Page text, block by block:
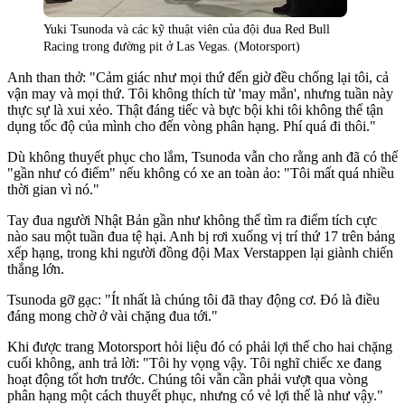
Yuki Tsunoda và các kỹ thuật viên của đội đua Red Bull
Racing trong đường pit ở Las Vegas. (Motorsport)
Anh than thở: "Cảm giác như mọi thứ đến giờ đều chống lại tôi, cả
vận may và mọi thứ. Tôi không thích từ 'may mắn', nhưng tuần này
thực sự là xui xẻo. Thật đáng tiếc và bực bội khi tôi không thể tận
dụng tốc độ của mình cho đến vòng phân hạng. Phí quá đi thôi."
Dù không thuyết phục cho lắm, Tsunoda vẫn cho rằng anh đã có thể
"gần như có điểm" nếu không có xe an toàn ảo: "Tôi mất quá nhiều
thời gian vì nó."
Tay đua người Nhật Bản gần như không thể tìm ra điểm tích cực
nào sau một tuần đua tệ hại. Anh bị rơi xuống vị trí thứ 17 trên bảng
xếp hạng, trong khi người đồng đội Max Verstappen lại giành chiến
thắng lớn.
Tsunoda gỡ gạc: "Ít nhất là chúng tôi đã thay động cơ. Đó là điều
đáng mong chờ ở vài chặng đua tới."
Khi được trang Motorsport hỏi liệu đó có phải lợi thế cho hai chặng
cuối không, anh trả lời: "Tôi hy vọng vậy. Tôi nghĩ chiếc xe đang
hoạt động tốt hơn trước. Chúng tôi vẫn cần phải vượt qua vòng
phân hạng một cách thuyết phục, nhưng có vẻ lợi thế là như vậy."